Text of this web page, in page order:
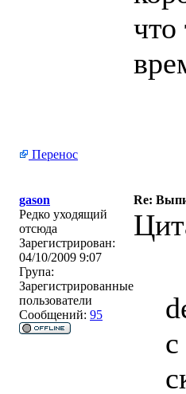
что
Перенос
gason
Re:
Редко уходящий
отсюда
Зарегистрирован:
04/10/2009 9:07
Група:
Зарегистрированные
пользователи
Сообщений: 95